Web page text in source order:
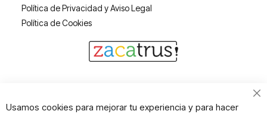
Política de Privacidad y Aviso Legal
Política de Cookies
Usamos cookies para mejorar tu experiencia y para hacer